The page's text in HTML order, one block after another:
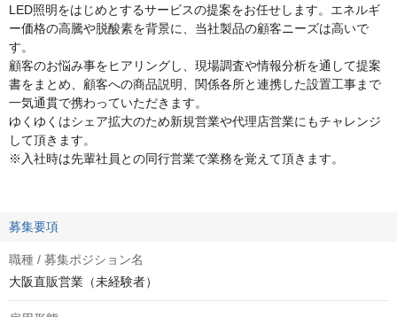
LED照明をはじめとするサービスの提案をお任せします。エネルギ
ー価格の高騰や脱酸素を背景に、当社製品の顧客ニーズは高いで
す。
顧客のお悩み事をヒアリングし、現場調査や情報分析を通して提案
書をまとめ、顧客への商品説明、関係各所と連携した設置工事まで
一気通貫で携わっていただきます。
ゆくゆくはシェア拡大のため新規営業や代理店営業にもチャレンジ
して頂きます。
※入社時は先輩社員との同行営業で業務を覚えて頂きます。
募集要項
職種 / 募集ポジション名
大阪直販営業（未経験者）